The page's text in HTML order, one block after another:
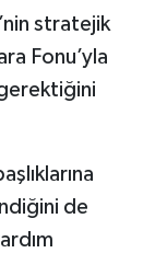
stratejik
Fonu’yla
de